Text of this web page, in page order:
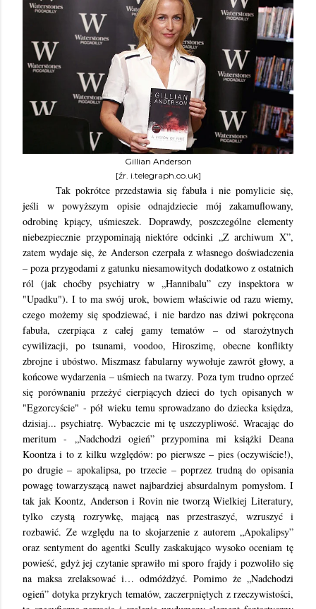
Gillian Anderson
[źr. i.telegraph.co.uk]
Tak pokrótce przedstawia się fabuła i nie pomylicie się,
jeśli w powyższym opisie odnajdziecie mój zakamuflowany,
odrobinę kpiący, uśmieszek. Doprawdy, poszczególne elementy
niebezpiecznie przypominają niektóre odcinki „Z archiwum X”,
zatem wydaje się, że Anderson czerpała z własnego doświadczenia
– poza przygodami z gatunku niesamowitych dodatkowo z ostatnich
ról (jak choćby psychiatry w „Hannibalu” czy inspektora w
"Upadku"). I to ma swój urok, bowiem właściwie od razu wiemy,
czego możemy się spodziewać, i nie bardzo nas dziwi pokręcona
fabuła, czerpiąca z całej gamy tematów – od starożytnych
cywilizacji, po tsunami, voodoo, Hiroszimę, obecne konflikty
zbrojne i ubóstwo. Miszmasz fabularny wywołuje zawrót głowy, a
końcowe wydarzenia – uśmiech na twarzy. Poza tym trudno oprzeć
się porównaniu przeżyć cierpiących dzieci do tych opisanych w
"Egzorcyście" - pół wieku temu sprowadzano do dziecka księdza,
dzisiaj... psychiatrę. Wybaczcie mi tę uszczypliwość. Wracając do
meritum - „Nadchodzi ogień” przypomina mi książki Deana
Koontza i to z kilku względów: po pierwsze – pies (oczywiście!),
po drugie – apokalipsa, po trzecie – poprzez trudną do opisania
powagę towarzyszącą nawet najbardziej absurdalnym pomysłom. I
tak jak Koontz, Anderson i Rovin nie tworzą Wielkiej Literatury,
tylko czystą rozrywkę, mającą nas przestraszyć, wzruszyć i
rozbawić. Ze względu na to skojarzenie z autorem „Apokalipsy”
oraz sentyment do agentki Scully zaskakująco wysoko oceniam tę
powieść, gdyż jej czytanie sprawiło mi sporo frajdy i pozwoliło się
na maksa zrelaksować i… odmóżdżyć. Pomimo że „Nadchodzi
ogień” dotyka przykrych tematów, zaczerpniętych z rzeczywistości,